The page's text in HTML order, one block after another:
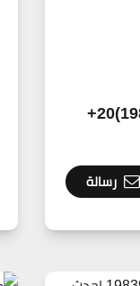
ماونتن فيو اي سيتي اكتوبر (19839)20+
رسالة